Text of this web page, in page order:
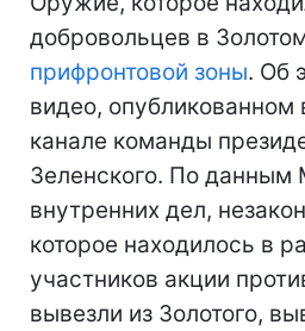
добровольцев в
прифронтовой зоны. Об
видео, опубликованном
канале команды
Зеленского. По данным
внутренних дел,
которое находилось в
участников акции
вывезли из Золотого,